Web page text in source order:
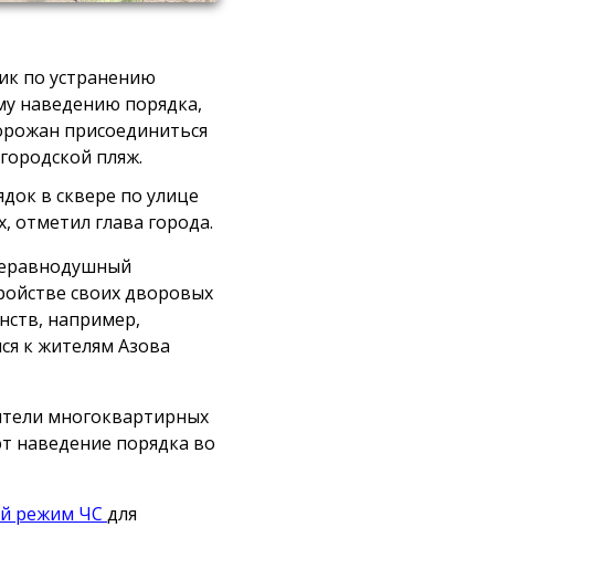
по устранению
наведению порядка,
присоединиться
пляж.
в сквере по улице
отметил глава города.
своих дворовых
например,
к жителям Азова
многоквартирных
наведение порядка во
режим ЧС для